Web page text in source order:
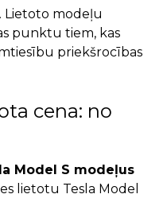
Lietoto modeļu
punktu tiem, kas
priekšrocības
cena: no
Model S modeļus
lietotu Tesla Model